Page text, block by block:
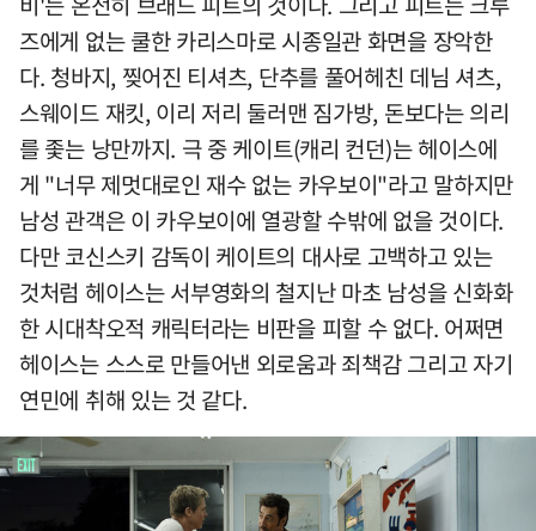
즈에게 없는 쿨한 카리스마로 시종일관 화면을 장악한
다. 청바지, 찢어진 티셔츠, 단추를 풀어헤친 데님 셔츠,
스웨이드 재킷, 이리 저리 둘러맨 짐가방, 돈보다는 의리
를 좇는 낭만까지. 극 중 케이트(캐리 컨던)는 헤이스에
게 "너무 제멋대로인 재수 없는 카우보이"라고 말하지만
남성 관객은 이 카우보이에 열광할 수밖에 없을 것이다.
다만 코신스키 감독이 케이트의 대사로 고백하고 있는
것처럼 헤이스는 서부영화의 철지난 마초 남성을 신화화
한 시대착오적 캐릭터라는 비판을 피할 수 없다. 어쩌면
헤이스는 스스로 만들어낸 외로움과 죄책감 그리고 자기
연민에 취해 있는 것 같다.